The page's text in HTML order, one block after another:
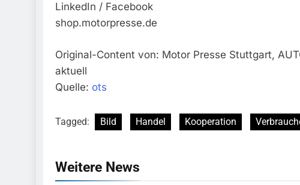
LinkedIn / Facebook
shop.motorpresse.de
Original-Content von: Motor Presse Stuttgart,
aktuell
Quelle: ots
Tagged: Bild Handel Kooperation
Weitere News